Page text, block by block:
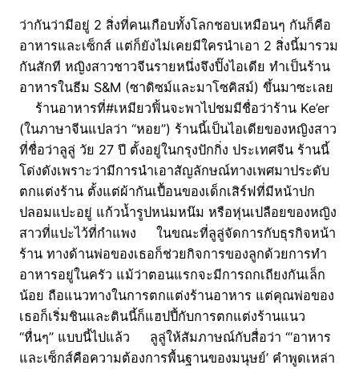
ว่ากันว่ามีอยู่ 2 สิ่งที่คนเกือบทั้งโลกชอบเหมือนๆ กันก็คือ
อาหารและเซ็กส์ แต่ก็ยังไม่เคยมีใครนำเอา 2 สิ่งนี้มารวม
กันสักที หญิงสาวชาวจีนรายหนึ่งจึงปิ๊งไอเดีย ทำเป็นร้าน
อาหารในธีม S&M (ซาดิซม์และมาโซคิสม์) ขึ้นมาซะเลย
ร้านอาหารที่#เหมียวฟิ้นจะพาไปชมมีชื่อว่าร้าน Ke’er
(ในภาษาจีนแปลว่า “หอย”) ร้านนี้เป็นไอเดียของหญิงสาว
ที่ชื่อว่าลูลู่ วัย 27 ปี ตั้งอยู่ในกรุงปักกิ่ง ประเทศจีน ร้านนี้
โด่งดังเพราะว่ามีการนำเอาสัญลักษณ์ทางเพศมาประดับ
ตกแต่งร้าน ตั้งแต่ผ้ากันเปื้อนของเด็กเสิร์ฟที่มีหน้าปก
ปลอมแปะอยู่ แก้วน้ำรูปหน่มหน๊ม หรือหุ่นเปลือยของหญิง
สาวที่แปะไว้ที่กำแพง ในขณะที่ลูลู่จัดการกับธุรกิจหน้า
ร้าน ทางด้านพ่อของเธอก็ช่วยกิจการของลูกด้วยการทำ
อาหารอยู่ในครัว แม้ว่าตอนแรกจะมีการถกเถียงกันเล็ก
น้อย ถือแนวทางในการตกแต่งร้านอาหาร แต่คุณพ่อของ
เธอก็เริ่มชินและตินนี้ก็แฮปปี้กับการตกแต่งร้านแนว
“หื่นๆ” แบบนี้ไปแล้ว ลูลู่ให้สัมภาษณ์กับสื่อว่า “‘อาหาร
และเซ็กส์คือความต้องการพื้นฐานของมนุษย์’ คำพูดเหล่า